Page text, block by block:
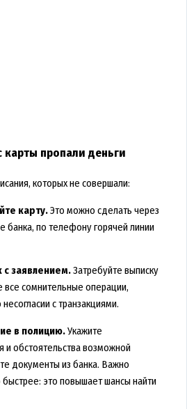
карты пропали деньги
которых не совершали:
карту.Это можно сделать через
банка, по телефону горячей линии
с заявлением.Затребуйте выписку
все сомнительные операции,
с транзакциями.
в полицию.Укажите
и обстоятельства возможной
документы из банка. Важно
это повышает шансы найти